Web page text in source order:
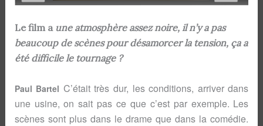
Le film aune atmosphère assez noire, il n’y a pas
beaucoup de scènes pour désamorcer la tension, ça a
été difficile le tournage ?
Paul Bartel C’était très dur, les conditions, arriver dans
une usine, on sait pas ce que c’est par exemple. Les
scènes sont plus dans le drame que dans la comédie.